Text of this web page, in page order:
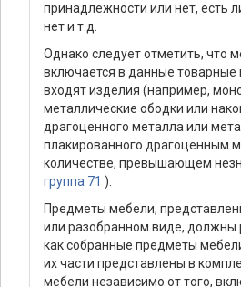
принадлежности или нет, есть
нет и т.д.
Однако следует отметить, что
включается в данные товарные
входят изделия (например,
металлические ободки или
драгоценного металла или
плакированного драгоценным
количестве, превышающем
группа 71 ).
Предметы мебели,
или разобранном виде, должны
как собранные предметы
их части представлены в
мебели независимо от того,